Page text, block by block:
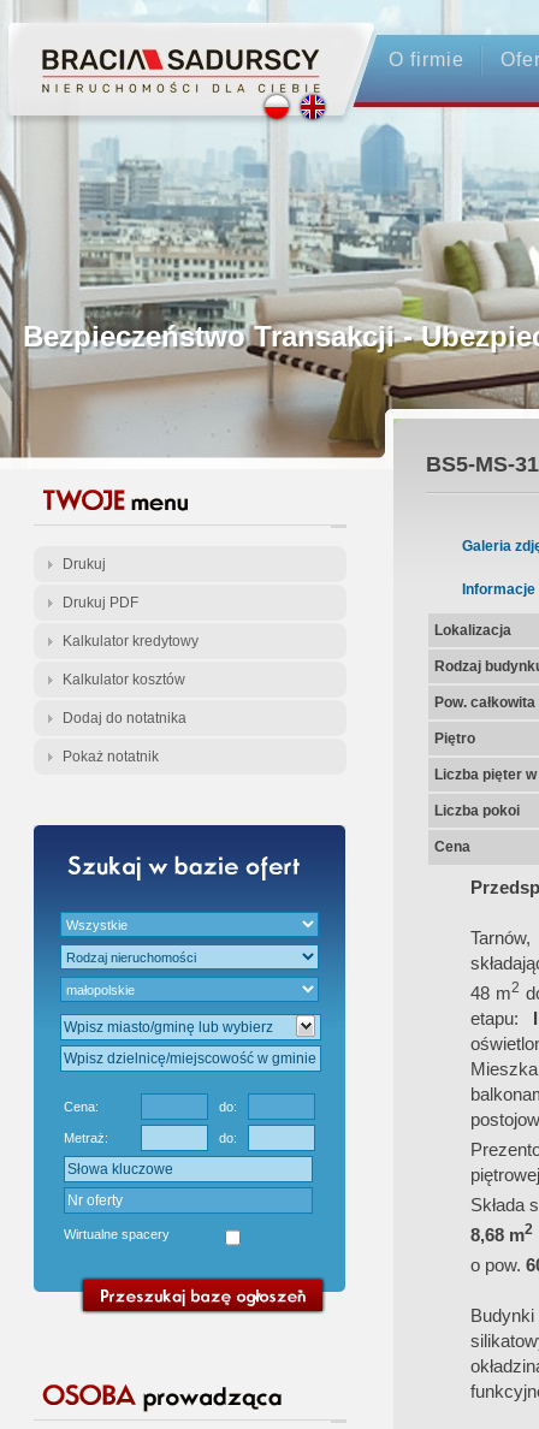
O firmie
Profesjonalne Pośrednictwo
Bezpieczeństwo Transakcji -
Licencjonowani Pośrednicy
Gratis - Przedwstępna Umowa
Drukuj
Drukuj PDF
Kalkulator kredytowy
Kalkulator kosztów
Dodaj do notatnika
Pokaż notatnik
Cena: do:
Metraż: do:
Wirtualne spacery
BS5-MS-
Galeria
Informacje
Lokalizacja
Rodzaj
Pow.
Piętro
Liczba pięter
Liczba pokoi
Cena
48 m2
etapu:
Składa
8,68 m2
o pow.